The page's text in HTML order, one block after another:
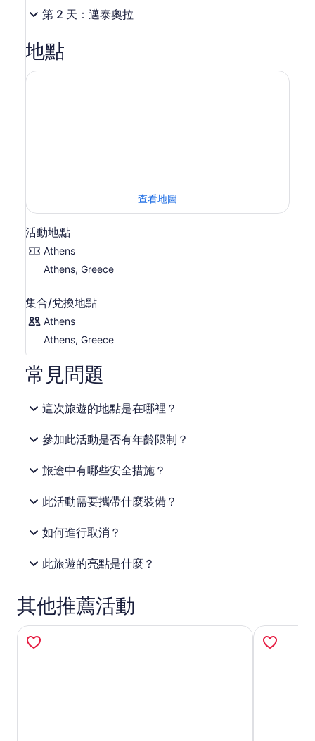
第 2 天：邁泰奧拉
地點
查看地圖
活動地點
Athens
Athens, Greece
集合/兌換地點
Athens
Athens, Greece
常見問題
這次旅遊的地點是在哪裡？
參加此活動是否有年齡限制？
旅途中有哪些安全措施？
此活動需要攜帶什麼裝備？
如何進行取消？
此旅遊的亮點是什麼？
其他推薦活動